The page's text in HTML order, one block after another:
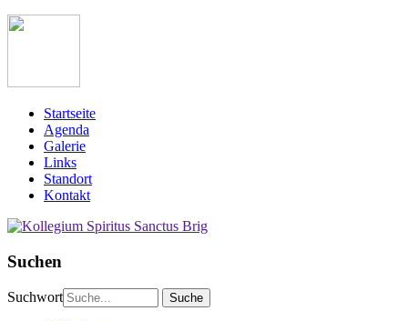
Startseite
Agenda
Galerie
Links
Standort
Kontakt
Suchen
Suchwort